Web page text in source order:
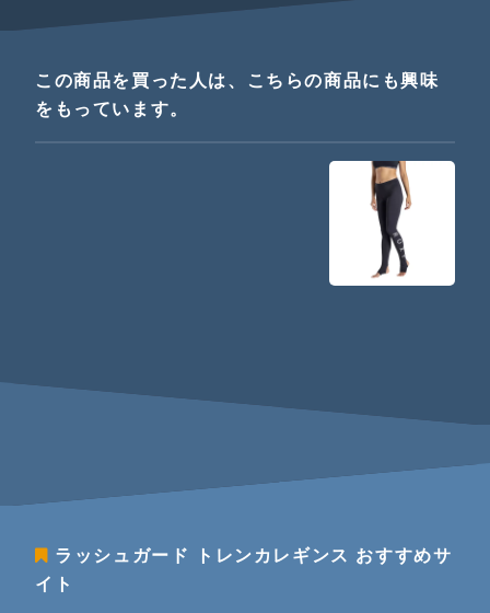
この商品を買った人は、こちらの商品にも興味
をもっています。
ラッシュガード トレンカレギンス おすすめサ
イト